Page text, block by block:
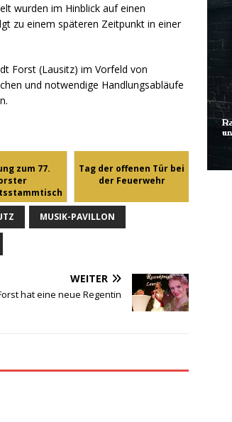
wurden im Hinblick auf einen
zu einem späteren Zeitpunkt in einer
Forst (Lausitz) im Vorfeld von
und notwendige Handlungsabläufe
zum 77.
Tag der offenen Tür bei
der Feuerwehr
MUSIK-PAVILLON
WEITER
hat eine neue Regentin